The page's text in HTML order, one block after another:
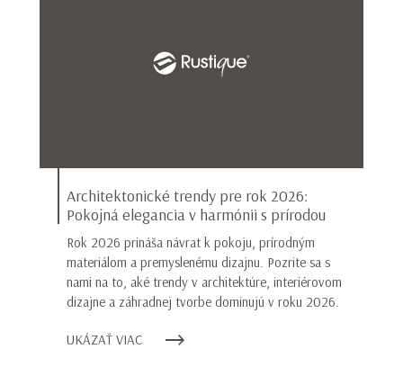
Architektonické trendy pre rok 2026:
Pokojná elegancia v harmónii s prírodou
Rok 2026 prináša návrat k pokoju, prírodným
materiálom a premyslenému dizajnu. Pozrite sa s
nami na to, aké trendy v architektúre, interiérovom
dizajne a záhradnej tvorbe dominujú v roku 2026.
UKÁZAŤ VIAC